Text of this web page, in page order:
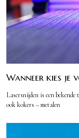
Wanneer kies je
Lasersnijden is een
ook kokers – metalen